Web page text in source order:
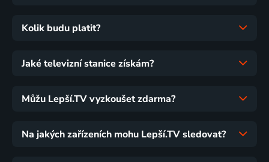
Kolik budu platit?
Jaké televizní stanice získám?
Můžu Lepší.TV vyzkoušet zdarma?
Na jakých zařízeních mohu Lepší.TV sledovat?